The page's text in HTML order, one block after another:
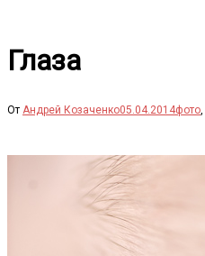
Глаза
От Андрей Козаченко05.04.2014фото,